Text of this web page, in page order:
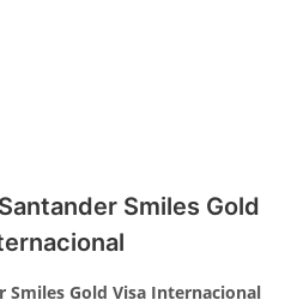
Smiles Gold
Smiles Gold Visa Internacional